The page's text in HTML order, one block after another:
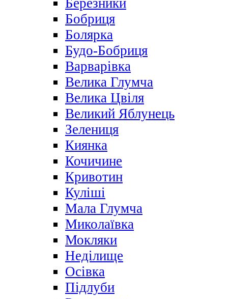
Березники
Бобриця
Болярка
Будо-Бобриця
Варварівка
Велика Глумча
Велика Цвіля
Великий Яблунець
Зелениця
Киянка
Кочичине
Кривотин
Куліші
Мала Глумча
Миколаївка
Мокляки
Неділище
Осівка
Підлуби